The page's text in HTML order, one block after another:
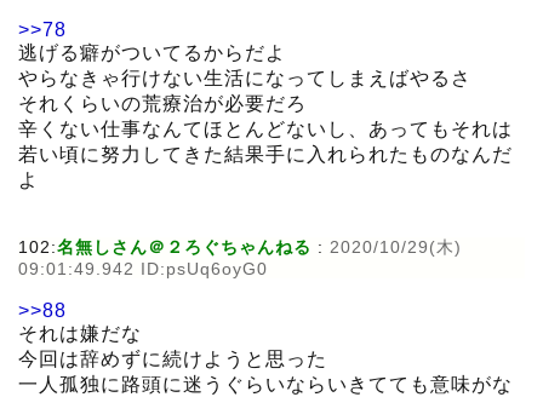
>>78
逃げる癖がついてるからだよ
やらなきゃ行けない生活になってしまえばやるさ
それくらいの荒療治が必要だろ
辛くない仕事なんてほとんどないし、あってもそれは
若い頃に努力してきた結果手に入れられたものなんだ
よ
102:名無しさん＠２ろぐちゃんねる : 2020/10/29(木)
09:01:49.942 ID:psUq6oyG0
>>88
それは嫌だな
今回は辞めずに続けようと思った
一人孤独に路頭に迷うぐらいならいきてても意味がな